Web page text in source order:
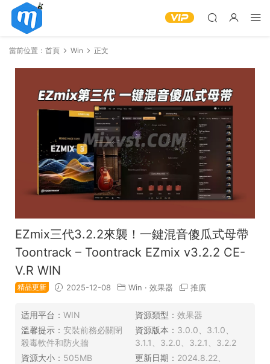
當前位置： 首頁 Win 正文
EZmix三代3.2.2來襲！一鍵混音傻瓜式母帶
Toontrack – Toontrack EZmix v3.2.2 CE-
V.R WIN
精品更新 2025-12-08 Win · 效果器 推廣
适用平台： WIN 資源類型： 效果器
溫馨提示： 安裝前務必關閉
殺毒軟件和防火牆
資源版本： 3.0.0、3.1.0、
3.1.1、3.2.0、3.2.1、3.2.2
資源大小： 505MB 更新日期： 2024.8.22、